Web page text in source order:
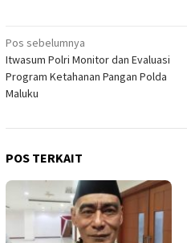
Navigasi
pos
Pos sebelumnya
Itwasum Polri Monitor dan Evaluasi
Program Ketahanan Pangan Polda
Maluku
POS TERKAIT